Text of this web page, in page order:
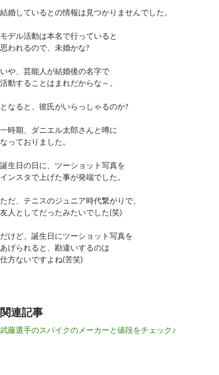
結婚しているとの情報は見つかりませんでした。
モデル活動は本名で行っていると
思われるので、未婚かな?
いや、芸能人が結婚後の名字で
活動することはまれだからな～。
となると、彼氏がいらっしゃるのか?
一時期、ダニエル太郎さんと噂に
なっておりました。
誕生日の日に、ツーショット写真を
インスタで上げた事が発端でした。
ただ、テニスのジュニア時代繋がりで、
友人としてだったみたいでした(笑)
だけど、誕生日にツーショット写真を
あげられると、勘違いするのは
仕方ないですよね(苦笑)
関連記事
武藤選手のスパイクのメーカーと値段をチェック♪